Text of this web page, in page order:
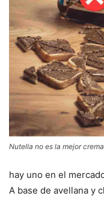
Nutella no es la mejor
hay uno en el
A base de avellana y